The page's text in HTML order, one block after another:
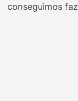
conseguimos